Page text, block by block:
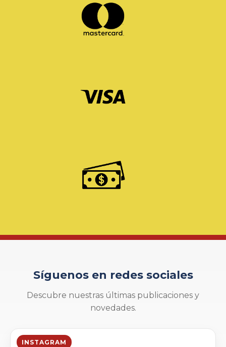
Síguenos en redes sociales
Descubre nuestras últimas publicaciones y
novedades.
INSTAGRAM